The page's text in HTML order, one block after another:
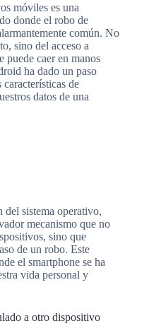
móviles es una
donde el robo de
común. No
sino del acceso a
puede caer en manos
ha dado un paso
de
datos de una
sistema operativo,
mecanismo que no
sino que
de un robo. Este
el smartphone se ha
vida personal y
a otro dispositivo